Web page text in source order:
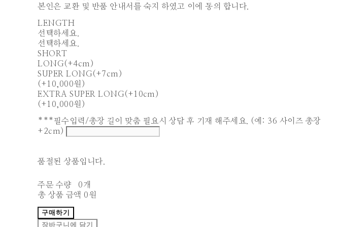
본인은 교환 및 반품 안내서를 숙지 하였고 이에 동의 합니다.
LENGTH
선택하세요.
선택하세요.
SHORT
LONG(+4cm)
SUPER LONG(+7cm)
(+10,000원)
EXTRA SUPER LONG(+10cm)
(+10,000원)
***필수입력/총장 길이 맞춤 필요시 상담 후 기재 해주세요. (예: 36 사이즈 총장
+2cm)
품절된 상품입니다.
주문 수량
0개
총 상품 금액 0원
구매하기
장바구니에 담기